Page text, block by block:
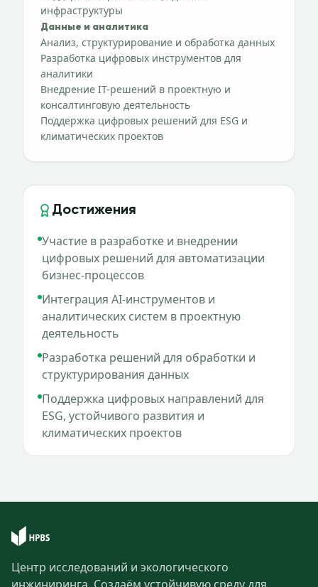
инфраструктуры
Данные и аналитика
Анализ, структурирование и обработка данных
Разработка цифровых инструментов для
аналитики
Внедрение IT-решений в проектную и
консалтинговую деятельность
Поддержка цифровых решений для ESG и
климатических проектов
Достижения
Участие в разработке и внедрении
цифровых решений для автоматизации
бизнес-процессов
Интеграция AI-инструментов и
аналитических систем в проектную
деятельность
Разработка решений для обработки и
структурирования данных
Поддержка цифровых направлений для
ESG, устойчивого развития и
климатических проектов
Центр исследований и экологического